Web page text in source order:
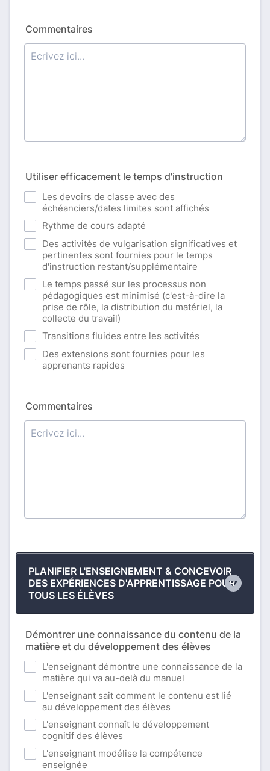
Commentaires
Utiliser efficacement le temps d'instruction
Les devoirs de classe avec des
échéanciers/dates limites sont affichés
Rythme de cours adapté
Des activités de vulgarisation significatives et
pertinentes sont fournies pour le temps
d'instruction restant/supplémentaire
Le temps passé sur les processus non
pédagogiques est minimisé (c'est-à-dire la
prise de rôle, la distribution du matériel, la
collecte du travail)
Transitions fluides entre les activités
Des extensions sont fournies pour les
apprenants rapides
Commentaires
PLANIFIER L'ENSEIGNEMENT & CONCEVOIR
DES EXPÉRIENCES D'APPRENTISSAGE POUR
TOUS LES ÉLÈVES
Démontrer une connaissance du contenu de la
matière et du développement des élèves
L'enseignant démontre une connaissance de la
matière qui va au-delà du manuel
L'enseignant sait comment le contenu est lié
au développement des élèves
L'enseignant connaît le développement
cognitif des élèves
L'enseignant modélise la compétence
enseignée